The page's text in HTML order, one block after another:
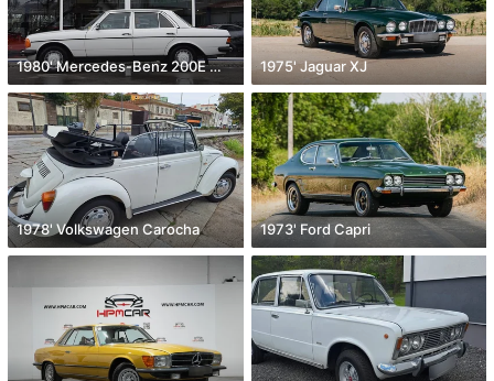
1980' Mercedes-Benz 200E W123 1975' Jaguar XJ
1978' Volkswagen Carocha 1973' Ford Capri